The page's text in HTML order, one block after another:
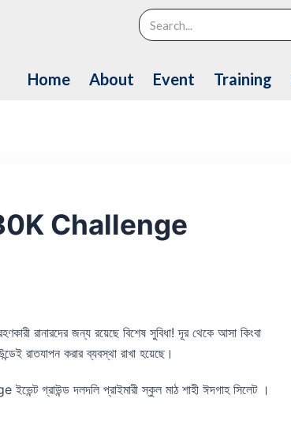
Search
Home About Event Training
Challenge
জন্য রয়েছে বিশেষ সুবিধা! দূর থেকে আসা কিংবা
রাতযাপন করার ব্যবস্থা রাখা হয়েছে।
গ্রাউন্ড দলদলি প্রাইমারী স্কুল মাঠ শাহী ঈদগাহ সিলেট ।